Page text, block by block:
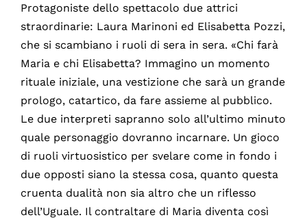
Protagoniste dello spettacolo due attrici
straordinarie: Laura Marinoni ed Elisabetta Pozzi,
che si scambiano i ruoli di sera in sera. «Chi farà
Maria e chi Elisabetta? Immagino un momento
rituale iniziale, una vestizione che sarà un grande
prologo, catartico, da fare assieme al pubblico.
Le due interpreti sapranno solo all’ultimo minuto
quale personaggio dovranno incarnare. Un gioco
di ruoli virtuosistico per svelare come in fondo i
due opposti siano la stessa cosa, quanto questa
cruenta dualità non sia altro che un riflesso
dell’Uguale. Il contraltare di Maria diventa così